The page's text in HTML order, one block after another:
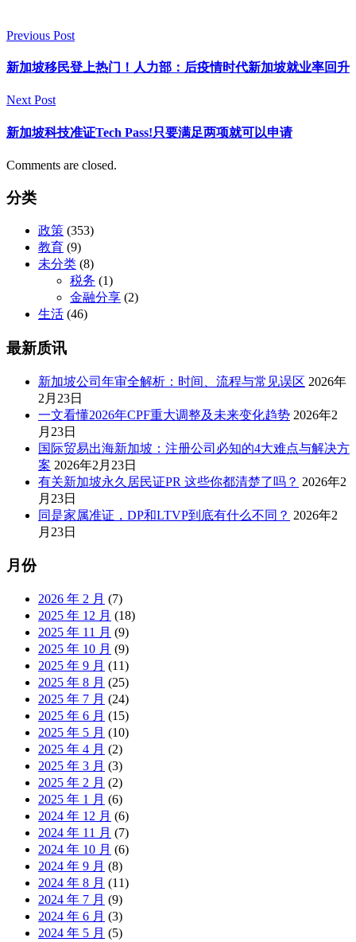
Previous Post
新加坡移民登上热门！人力部：后疫情时代新加坡就业率回升
Next Post
新加坡科技准证Tech Pass!只要满足两项就可以申请
Comments are closed.
分类
政策 (353)
教育 (9)
未分类 (8)
税务 (1)
金融分享 (2)
生活 (46)
最新质讯
新加坡公司年审全解析：时间、流程与常见误区 2026年
2月23日
一文看懂2026年CPF重大调整及未来变化趋势 2026年2
月23日
国际贸易出海新加坡：注册公司必知的4大难点与解决方
案 2026年2月23日
有关新加坡永久居民证PR 这些你都清楚了吗？ 2026年2
月23日
同是家属准证，DP和LTVP到底有什么不同？ 2026年2
月23日
月份
2026 年 2 月 (7)
2025 年 12 月 (18)
2025 年 11 月 (9)
2025 年 10 月 (9)
2025 年 9 月 (11)
2025 年 8 月 (25)
2025 年 7 月 (24)
2025 年 6 月 (15)
2025 年 5 月 (10)
2025 年 4 月 (2)
2025 年 3 月 (3)
2025 年 2 月 (2)
2025 年 1 月 (6)
2024 年 12 月 (6)
2024 年 11 月 (7)
2024 年 10 月 (6)
2024 年 9 月 (8)
2024 年 8 月 (11)
2024 年 7 月 (9)
2024 年 6 月 (3)
2024 年 5 月 (5)